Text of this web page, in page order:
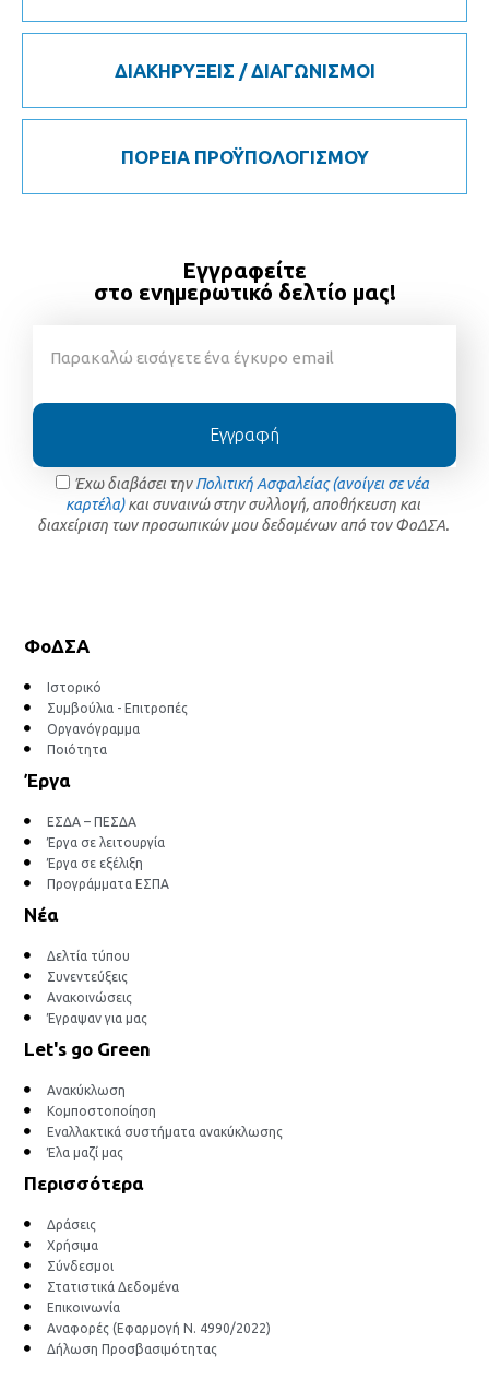
ΔΙΑΚΗΡΥΞΕΙΣ / ΔΙΑΓΩΝΙΣΜΟΙ
ΠΟΡΕΙΑ ΠΡΟΫΠΟΛΟΓΙΣΜΟΥ
Εγγραφείτε
στο ενημερωτικό δελτίο μας!
Έχω διαβάσει τηνΠολιτική Ασφαλείας (ανοίγει σε νέα
καρτέλα)και συναινώ στην συλλογή, αποθήκευση και
διαχείριση των προσωπικών μου δεδομένων από τον ΦοΔΣΑ.
Εγγραφή
ΦοΔΣΑ
Ιστορικό
Συμβούλια - Επιτροπές
Οργανόγραμμα
Ποιότητα
Έργα
ΕΣΔΑ – ΠΕΣΔΑ
Έργα σε λειτουργία
Έργα σε εξέλιξη
Προγράμματα ΕΣΠΑ
Νέα
Δελτία τύπου
Συνεντεύξεις
Ανακοινώσεις
Έγραψαν για μας
Let's go Green
Ανακύκλωση
Κομποστοποίηση
Εναλλακτικά συστήματα ανακύκλωσης
Έλα μαζί μας
Περισσότερα
Δράσεις
Χρήσιμα
Σύνδεσμοι
Στατιστικά Δεδομένα
Επικοινωνία
Αναφορές (Εφαρμογή Ν. 4990/2022)
Δήλωση Προσβασιμότητας